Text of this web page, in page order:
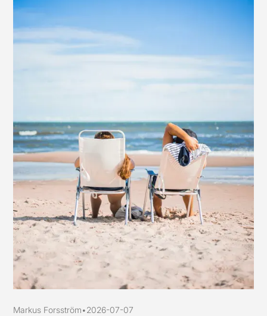
Markus Forsström•2026-07-07